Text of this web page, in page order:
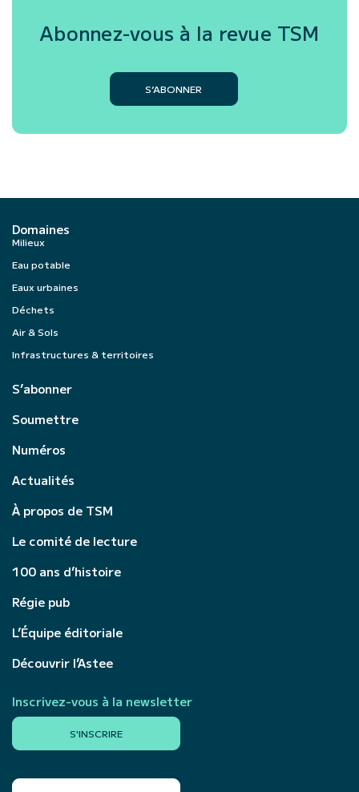
Abonnez-vous à la revue TSM
S’ABONNER
Domaines
Milieux
Eau potable
Eaux urbaines
Déchets
Air & Sols
Infrastructures & territoires
S’abonner
Soumettre
Numéros
Actualités
À propos de TSM
Le comité de lecture
100 ans d’histoire
Régie pub
L’Équipe éditoriale
Découvrir l’Astee
Inscrivez-vous à la newsletter
S'INSCRIRE